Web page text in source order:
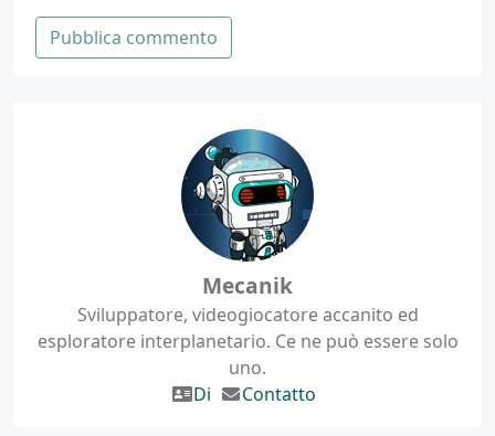
Pubblica commento
Mecanik
Sviluppatore, videogiocatore accanito ed
esploratore interplanetario. Ce ne può essere solo
uno.
Di
Contatto